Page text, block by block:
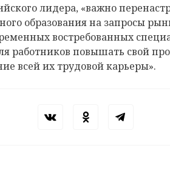
лидера, «важно
образования на запросы
востребованных
работников повышать свой
всей их трудовой карьеры».